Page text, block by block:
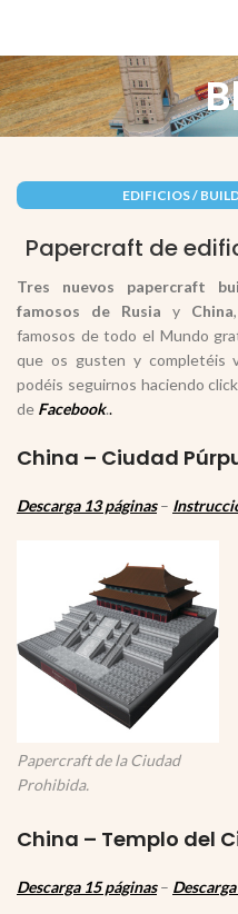
EDIFICIOS /
Papercraft de
Tres nuevos papercraft
famosos de
Rusia y China
famosos de todo el Mundo
que os gusten y completéis
podéis seguirnos haciendo
de Facebook..
China – Ciudad
Descarga 13 páginas–
Papercraft de la Ciudad
Prohibida.
China – Templo del
Descarga 15 páginas–